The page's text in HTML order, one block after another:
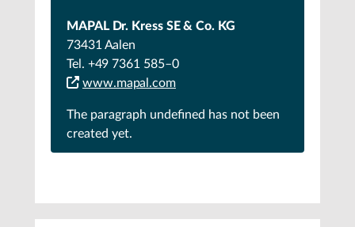
MAPAL Dr. Kress SE & Co. KG
73431 Aalen
Tel. +49 7361 585–0
www.mapal.com
The paragraph undefined has not been
created yet.